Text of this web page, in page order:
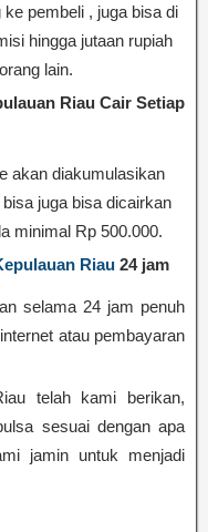
pembeli , juga bisa di
hingga jutaan rupiah
lain.
Riau Cair Setiap
akan diakumulasikan
juga bisa dicairkan
minimal Rp 500.000.
Riau 24 jam
selama 24 jam penuh
atau pembayaran
telah kami berikan,
sesuai dengan apa
jamin untuk menjadi